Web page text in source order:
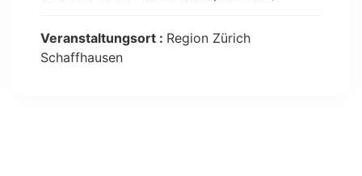
Veranstaltungsort : Region Zürich
Schaffhausen